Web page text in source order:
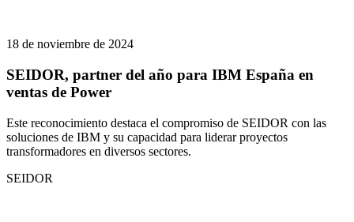
18 de noviembre de 2024
SEIDOR, partner del año para IBM España en
ventas de Power
Este reconocimiento destaca el compromiso de SEIDOR con las
soluciones de IBM y su capacidad para liderar proyectos
transformadores en diversos sectores.
SEIDOR